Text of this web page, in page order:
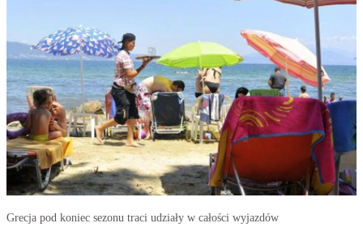
Grecja pod koniec sezonu traci udziały w całości wyjazdów